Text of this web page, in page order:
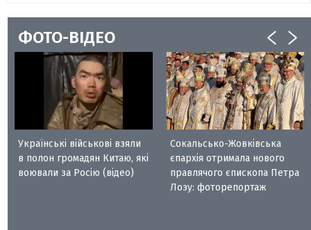
ФОТО-ВІДЕО
Українські військові взяли
в полон громадян Китаю, які
воювали за Росію (відео)
Сокальсько-Жовківська
єпархія отримала нового
правлячого єпископа Петра
Лозу: фоторепортаж